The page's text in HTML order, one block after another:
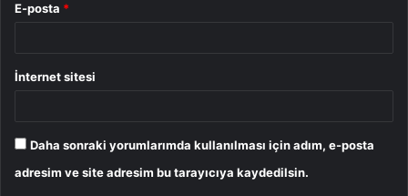
E-posta *
İnternet sitesi
Daha sonraki yorumlarımda kullanılması için adım, e-posta
adresim ve site adresim bu tarayıcıya kaydedilsin.